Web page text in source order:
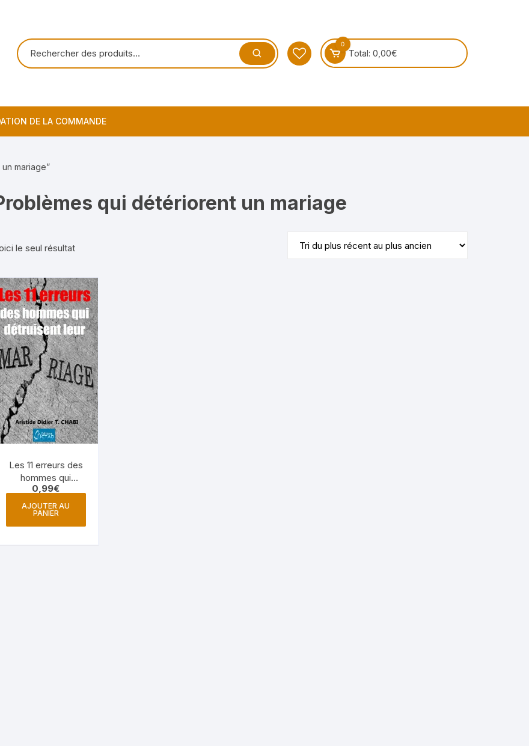
0
Total: 0,00€
DE LA COMMANDE
mariage”
qui détériorent un mariage
le seul résultat
Les 11 erreurs des
hommes qui
détruisent leur
mariage
0,99€
AJOUTER AU
PANIER